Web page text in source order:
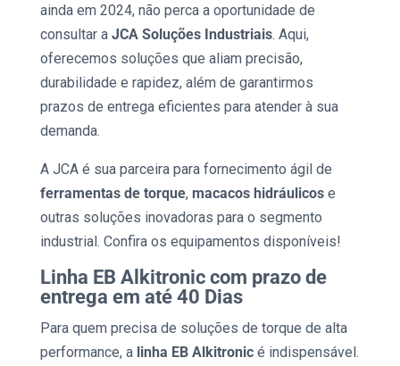
ainda em 2024, não perca a oportunidade de
consultar a JCA Soluções Industriais. Aqui,
oferecemos soluções que aliam precisão,
durabilidade e rapidez, além de garantirmos
prazos de entrega eficientes para atender à sua
demanda.
A JCA é sua parceira para fornecimento ágil de
ferramentas de torque, macacos hidráulicose
outras soluções inovadoras para o segmento
industrial. Confira os equipamentos disponíveis!
Linha EB Alkitronic com prazo de
entrega em até 40 Dias
Para quem precisa de soluções de torque de alta
performance, a linha EB Alkitronicé indispensável.